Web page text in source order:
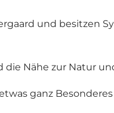
und besitzen
Nähe zur Natur
ganz